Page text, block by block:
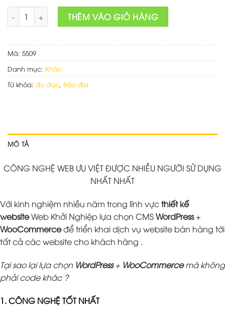
Web đồ trắc địa số lượngTHÊM VÀO GIỎ HÀNG
Mã: 5509
Danh mục: Khác
Từ khóa: đo đạc, trắc địa
MÔ TẢ
CÔNG NGHỆ WEB ƯU VIỆT ĐƯỢC NHIỀU NGƯỜI SỬ DỤNG
NHẤT NHẤT
Với kinh nghiệm nhiều năm trong lĩnh vựcthiết kế
websiteWeb Khởi Nghiệp lựa chọn CMSWordPress+
WooCommerceđể triển khai dịch vụ website bán hàng tới
tất cả các website cho khách hàng .
Tại sao lại lựa chọn WordPress+ WooCommercemà không
phải code khác ?
1. CÔNG NGHỆ TỐT NHẤT